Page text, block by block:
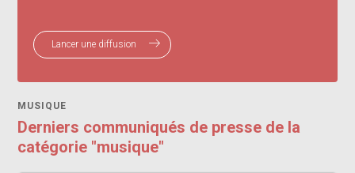
Lancer une diffusion
MUSIQUE
Derniers communiqués de presse de la
catégorie "musique"